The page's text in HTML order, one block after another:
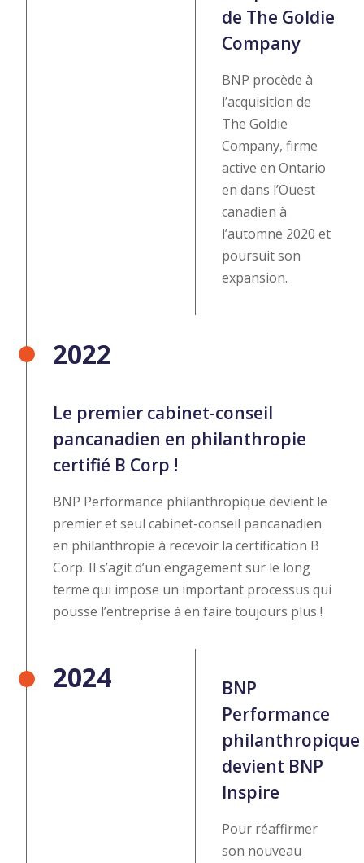
de The Goldie
Company
BNP procède à
l’acquisition de
The Goldie
Company, firme
active en Ontario
en dans l’Ouest
canadien à
l’automne 2020 et
poursuit son
expansion.
Le premier cabinet-conseil
pancanadien en philanthropie
certifié B Corp !
BNP Performance philanthropique devient le
premier et seul cabinet-conseil pancanadien
en philanthropie à recevoir la certification B
Corp. Il s’agit d’un engagement sur le long
terme qui impose un important processus qui
pousse l’entreprise à en faire toujours plus !
2022
2024
BNP
Performance
philanthropique
devient BNP
Inspire
Pour réaffirmer
son nouveau